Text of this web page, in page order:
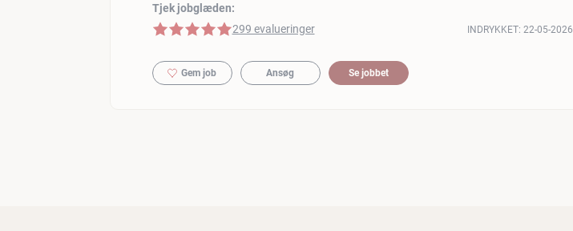
Tjek jobglæden:
5 af 5 stjerner
299 evalueringer INDRYKKET: 22-05-2026
Gem job Ansøg Se jobbet